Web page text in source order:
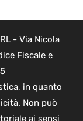
- Via Nicola
Fiscale e
in quanto
Non può
ai sensi